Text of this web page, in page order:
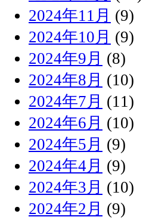
2024年11月 (9)
2024年10月 (9)
2024年9月 (8)
2024年8月 (10)
2024年7月 (11)
2024年6月 (10)
2024年5月 (9)
2024年4月 (9)
2024年3月 (10)
2024年2月 (9)